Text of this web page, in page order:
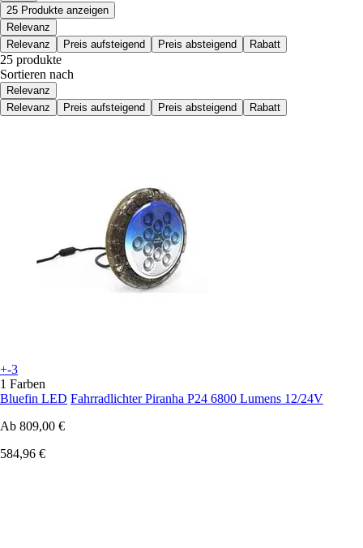
25 Produkte anzeigen
Relevanz
Relevanz
Preis aufsteigend Preis absteigend Rabatt
25 produkte
Sortieren nach
Relevanz
Relevanz
Preis aufsteigend Preis absteigend Rabatt
+-3
1 Farben
Bluefin LED Fahrradlichter Piranha P24 6800 Lumens 12/24V
Ab 809,00 €
584,96 €